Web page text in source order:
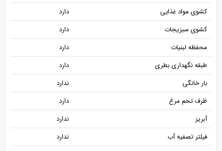
کشوی مواد غذایی
دارد
کشوی سبزیجات
دارد
محفظه لبنیات
دارد
طبقه نگهداری بطری
دارد
بار خانگی
ندارد
ظرف تخم مرغ
دارد
آبریز
ندارد
فیلتر تصفیه آب
ندارد